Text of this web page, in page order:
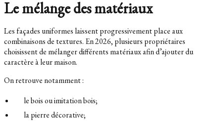
Le mélange des matériaux
Les façades uniformes laissent progressivement place aux
combinaisons de textures. En 2026, plusieurs propriétaires
choisissent de mélanger différents matériaux afin d’ajouter du
caractère à leur maison.
On retrouve notamment :
le bois ou imitation bois;
la pierre décorative;